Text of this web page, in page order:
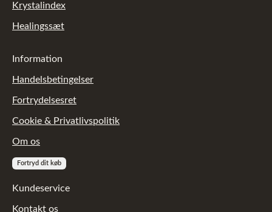
Krystalindex
Healingssæt
Information
Handelsbetingelser
Fortrydelsesret
Cookie & Privatlivspolitik
Om os
Fortryd dit køb
Kundeservice
Kontakt os